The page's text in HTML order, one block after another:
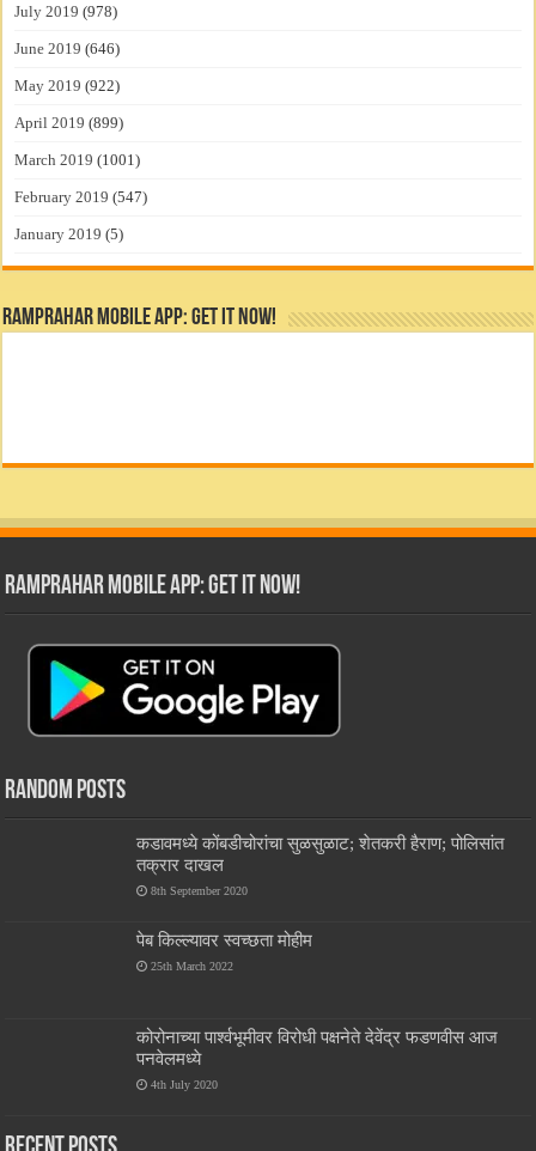
July 2019 (978)
June 2019 (646)
May 2019 (922)
April 2019 (899)
March 2019 (1001)
February 2019 (547)
January 2019 (5)
RamPrahar Mobile App: Get it Now!
RamPrahar Mobile App: Get it Now!
Random Posts
कडावमध्ये कोंबडीचोरांचा सुळसुळाट; शेतकरी हैराण; पोलिसांत
तक्रार दाखल
8th September 2020
पेब किल्ल्यावर स्वच्छता मोहीम
25th March 2022
कोरोनाच्या पार्श्वभूमीवर विरोधी पक्षनेते देवेंद्र फडणवीस आज
पनवेलमध्ये
4th July 2020